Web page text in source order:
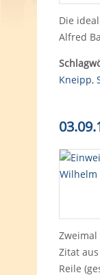
Die
Alfred
Kneipp,
Zitat
Reile